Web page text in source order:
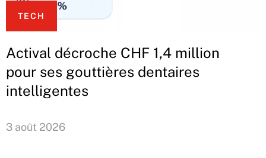
TECH
Actival décroche CHF 1,4 million
pour ses gouttières dentaires
intelligentes
3 août 2026